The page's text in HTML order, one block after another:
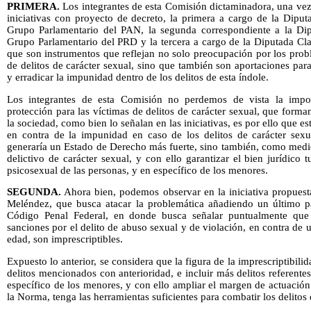
PRIMERA. Los integrantes de esta Comisión dictaminadora, una
iniciativas con proyecto de decreto, la primera a cargo de la
Grupo Parlamentario del PAN, la segunda correspondiente a la
Grupo Parlamentario del PRD y la tercera a cargo de la Diputada
que son instrumentos que reflejan no solo preocupación por los
de delitos de carácter sexual, sino que también son aportaciones
y erradicar la impunidad dentro de los delitos de esta índole.
Los integrantes de esta Comisión no perdemos de vista la
protección para las víctimas de delitos de carácter sexual, que
la sociedad, como bien lo señalan en las iniciativas, es por ello que
en contra de la impunidad en caso de los delitos de carácter
generaría un Estado de Derecho más fuerte, sino también, como
delictivo de carácter sexual, y con ello garantizar el bien jurídico
psicosexual de las personas, y en específico de los menores.
SEGUNDA. Ahora bien, podemos observar en la iniciativa
Meléndez, que busca atacar la problemática añadiendo un
Código Penal Federal, en donde busca señalar puntualmente
sanciones por el delito de abuso sexual y de violación, en contra de
edad, son imprescriptibles.
Expuesto lo anterior, se considera que la figura de la
delitos mencionados con anterioridad, e incluir más delitos
específico de los menores, y con ello ampliar el margen de
la Norma, tenga las herramientas suficientes para combatir los delitos